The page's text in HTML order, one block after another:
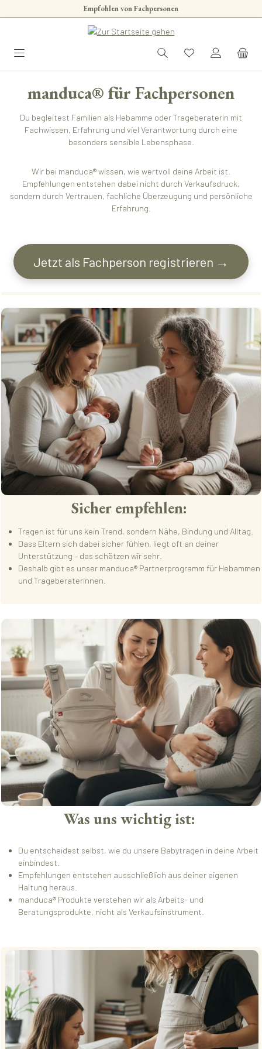
Zum Hauptinhalt springenEmpfohlen von Fachpersonen
manduca® für Fachpersonen
Du begleitest Familien als Hebamme oder Trageberaterin mit
Fachwissen, Erfahrung und viel Verantwortung durch eine
besonders sensible Lebensphase.
Wir bei manduca® wissen, wie wertvoll deine Arbeit ist.
Empfehlungen entstehen dabei nicht durch Verkaufsdruck,
sondern durch Vertrauen, fachliche Überzeugung und persönliche
Erfahrung.
Jetzt als Fachperson registrieren →
Sicher empfehlen:
Tragen ist für uns kein Trend, sondern Nähe, Bindung und Alltag.
Dass Eltern sich dabei sicher fühlen, liegt oft an deiner
Unterstützung – das schätzen wir sehr.
Deshalb gibt es unser manduca® Partnerprogramm für Hebammen
und Trageberaterinnen.
Was uns wichtig ist:
Du entscheidest selbst, wie du unsere Babytragen in deine Arbeit
einbindest.
Empfehlungen entstehen ausschließlich aus deiner eigenen
Haltung heraus.
manduca® Produkte verstehen wir als Arbeits- und
Beratungsprodukte, nicht als Verkaufsinstrument.